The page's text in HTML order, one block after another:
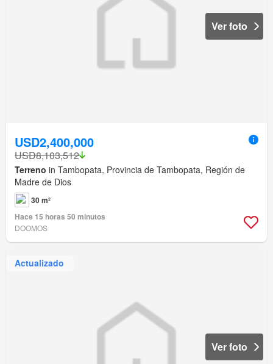
Ver foto
USD2,400,000
USD8,103,512
Terreno in Tambopata, Provincia de Tambopata, Región de
Madre de Dios
30 m²
Hace 15 horas 50 minutos
DOOMOS
Actualizado
Ver foto